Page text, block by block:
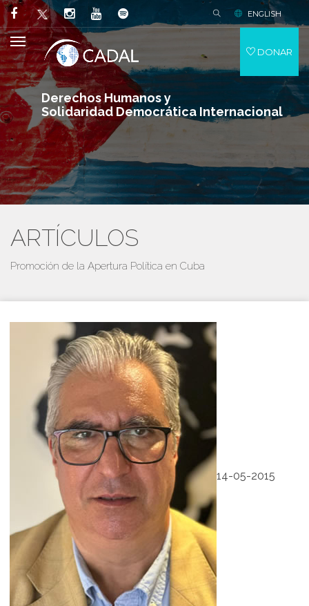
Derechos Humanos y
Solidaridad Democrática Internacional
ENGLISH
DONAR
ARTÍCULOS
Promoción de la Apertura Política en Cuba
14-05-2015